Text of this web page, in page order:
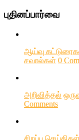
புதினப்பார்வை
ஆய்வு
சவால்கள் 0
அறிவித்தல்
Comments
சிறப்பு செய்திகள்